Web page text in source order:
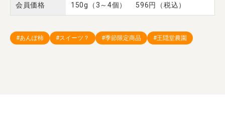
会員価格 150g（3～4個） 596円（税込）
#あんぽ柿 #スイーツ？ #季節限定商品 #王隠堂農園